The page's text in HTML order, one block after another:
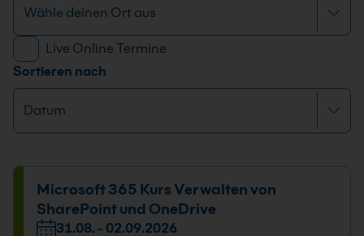
Live Online Termine
Sortieren nach
Microsoft 365 Kurs Verwalten von
SharePoint und OneDrive
31.08. - 02.09.2026